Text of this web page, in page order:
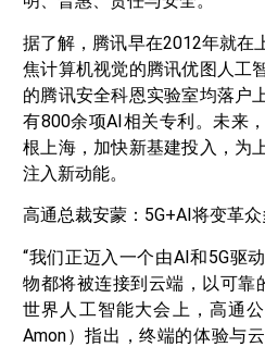
据了解，腾讯早在2012年就在
焦计算机视觉的腾讯优图人工
的腾讯安全科恩实验室均落户
有800余项AI相关专利。未来
根上海，加快新基建投入，为
注入新动能。
高通总裁安蒙：5G+AI将变革
“我们正迈入一个由AI和5G驱
物都将被连接到云端，以可靠
世界人工智能大会上，高通
Amon）指出，终端的体验与